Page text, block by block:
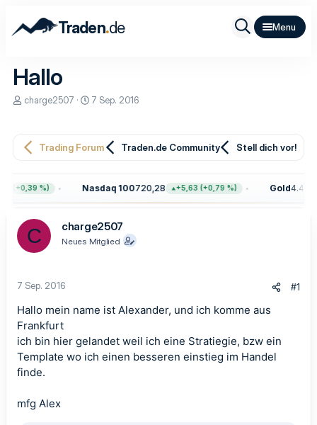
Traden.de
Hallo
E
e
r
charge2507
E
e
a
m
7 Sep. 2016
Trading Forum Traden.de Community Stell dich vor!
(+0,39 %) Nasdaq 100720,28 +5,63 (+0,79 %) Gold
C charge2507
Neues Mitglied
7 Sep. 2016 #1
Hallo mein name ist Alexander, und ich komme aus
Frankfurt
ich bin hier gelandet weil ich eine Stratiegie, bzw ein
Template wo ich einen besseren einstieg im Handel
finde.
mfg Alex